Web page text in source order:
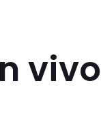
vivo